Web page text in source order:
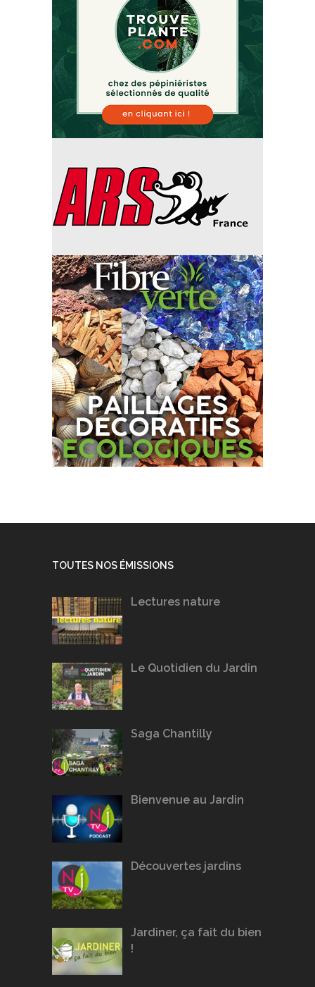
TOUTES NOS ÉMISSIONS
Lectures nature
Le Quotidien du Jardin
Saga Chantilly
Bienvenue au Jardin
Découvertes jardins
Jardiner, ça fait du bien
!